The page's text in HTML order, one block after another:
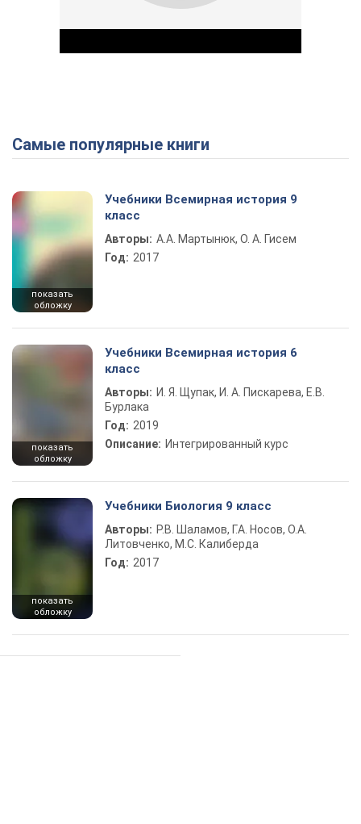
Play Video
Самые популярные книги
показать
обложку
Учебники Всемирная история 9
класс
Авторы: А.А. Мартынюк, О. А. Гисем
Год: 2017
показать
обложку
Учебники Всемирная история 6
класс
Авторы: И. Я. Щупак, И. А. Пискарева, Е.В.
Бурлака
Год: 2019
Описание: Интегрированный курс
показать
обложку
Учебники Биология 9 класс
Авторы: Р.В. Шаламов, Г.А. Носов, О.А.
Литовченко, М.С. Калиберда
Год: 2017